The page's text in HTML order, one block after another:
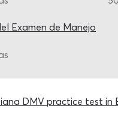
Examen de Manejo
DMV practice test in